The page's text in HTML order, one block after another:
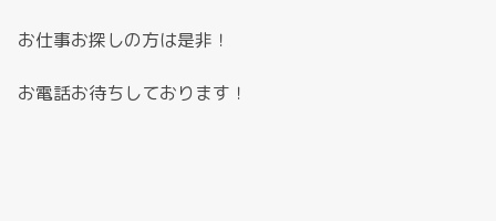
お仕事お探しの方は是非！
お電話お待ちしております！